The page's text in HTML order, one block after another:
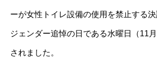
ーが女性トイレ設備の使用を禁止する
ジェンダー追悼の日である水曜日（11
されました。